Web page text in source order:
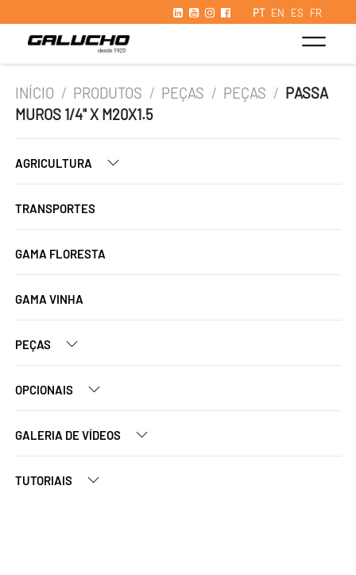
PT EN ES FR
INÍCIO / PRODUTOS / PEÇAS / PEÇAS / PASSA
MUROS 1/4" X M20X1.5
AGRICULTURA
TRANSPORTES
GAMA FLORESTA
GAMA VINHA
PEÇAS
OPCIONAIS
GALERIA DE VÍDEOS
TUTORIAIS